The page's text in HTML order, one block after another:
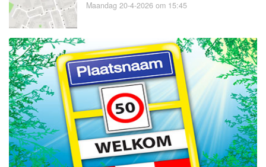
Maandag 20-4-2026 om 15:45